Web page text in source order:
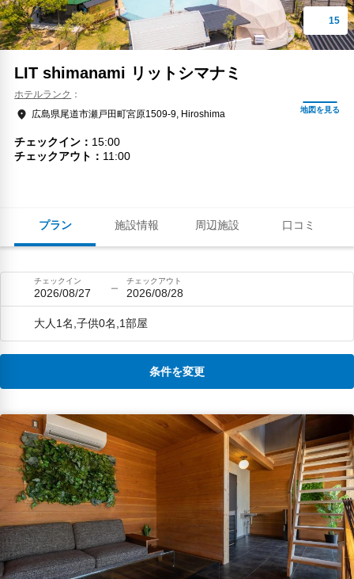
プラン 施設情報 周辺施設 口コミ
LIT shimanami リットシマナミ
ホテルランク
広島県尾道市瀬戸田町宮原1509-9, Hiroshima
チェックイン
15:00
チェックアウト
11:00
チェックイン
2026/08/27
チェックアウト
2026/08/28
大人1名,子供0名,1部屋
条件を変更